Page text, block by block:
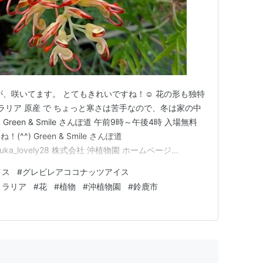
咲いてます。 とてもきれいですね！☺ 花の形も独特
リア 原産 で ちょっと寒さは苦手なので、冬は家の中
& Smile さんぽ道 午前9時～午後4時 入場無料
！(^^) Green & Smile さんぽ道
株式会社 沖植物園 ホームページ
#グレビレアココナッツアイス
リア
#花 #植物 #沖植物園 #鈴鹿市